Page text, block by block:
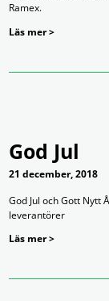
Ramex.
Läs mer >
God Jul
21 december, 2018
God Jul och Gott Nytt
leverantörer
Läs mer >